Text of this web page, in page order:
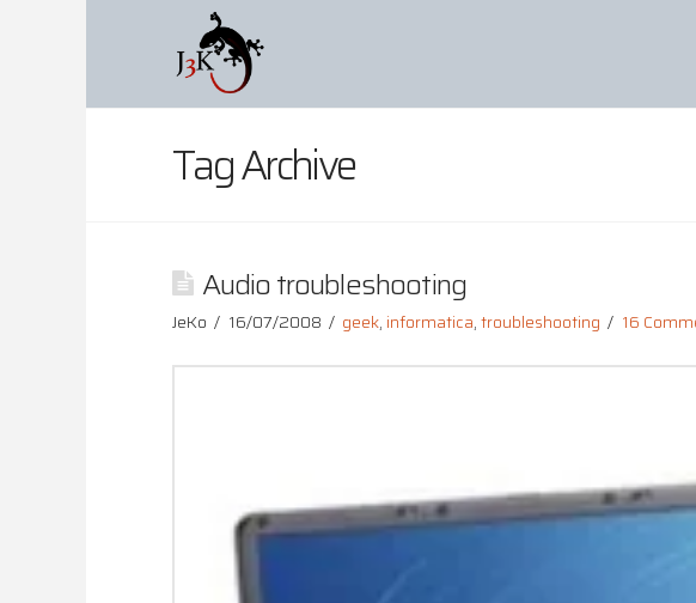
Tag Archive
Audio troubleshooting
JeKo 16/07/2008 geek, informatica,troubleshooting 16